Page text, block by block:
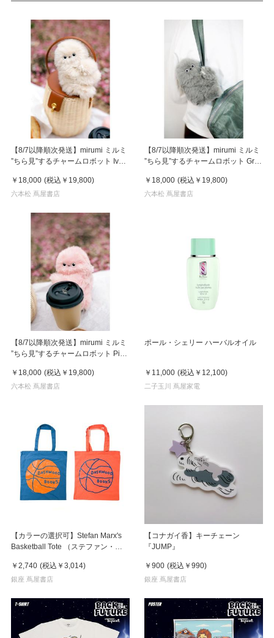
【8/7以降順次発送】mirumi ミルミ
”ちら見”するチャームロボット Ivory
￥18,000 (税込 ￥19,800)
六本松 蔦屋書店
【8/7以降順次発送】mirumi ミルミ
”ちら見”するチャームロボット Gray
￥18,000 (税込 ￥19,800)
六本松 蔦屋書店
【8/7以降順次発送】mirumi ミルミ
”ちら見”するチャームロボット Pink
￥18,000 (税込 ￥19,800)
六本松 蔦屋書店
ポール・シェリー ハーバルオイル
￥11,000 (税込 ￥12,100)
二子玉川 蔦屋家電
【カラーの選択可】Stefan Marx's
Basketball Tote （ステファン・マ
￥2,740 (税込 ￥3,014)
銀座 蔦屋書店
【コナガイ香】キーチェーン
『JUMP』
￥900 (税込 ￥990)
銀座 蔦屋書店